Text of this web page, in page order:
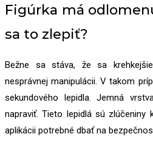
Figúrka má
sa to zlepiť?
Bežne sa stáva, že sa
nesprávnej manipulácii. V takom
sekundového lepidla. Jemná
napraviť. Tieto lepidlá sú zlúčeniny
aplikácii potrebné dbať na